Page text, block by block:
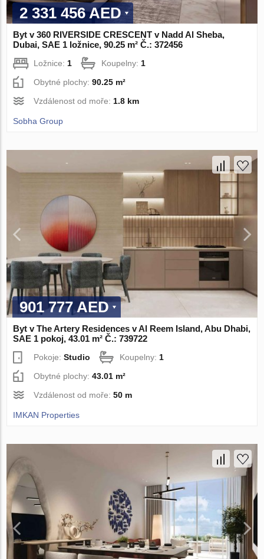
2 331 456 AED
Byt v 360 RIVERSIDE CRESCENT v Nadd Al Sheba,
Dubai, SAE 1 ložnice, 90.25 m² Č.: 372456
Ložnice:1 Koupelny:1
Obytné plochy:90.25 m²
Vzdálenost od moře:1.8 km
Sobha Group
901 777 AED
Byt v The Artery Residences v Al Reem Island, Abu Dhabi,
SAE 1 pokoj, 43.01 m² Č.: 739722
Pokoje:Studio Koupelny: 1
Obytné plochy:43.01 m²
Vzdálenost od moře:50 m
IMKAN Properties